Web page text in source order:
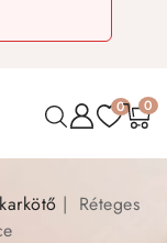
0 0
Réteges